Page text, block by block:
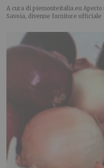
A cura di piemonteitalia.eu Aperto
Savoia, divenne fornitore ufficiale